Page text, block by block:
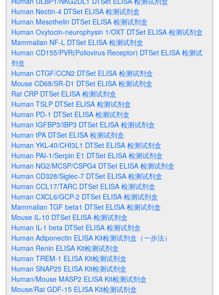
Human Nectin-4 DTSet ELISA 检测试剂盒
Human Mesothelin DTSet ELISA 检测试剂盒
Human Oxytocin-neurophysin 1/OXT DTSet ELISA 检测试剂盒
Mammalian NF-L DTSet ELISA 检测试剂盒
Human CD155/PVR(Poliovirus Receptor) DTSet ELISA 检测试
剂盒
Human CTGF/CCN2 DTSet ELISA 检测试剂盒
Mouse CD68/SR-D1 DTSet ELISA 检测试剂盒
Rat CRP DTSet ELISA 检测试剂盒
Human TSLP DTSet ELISA 检测试剂盒
Human PD-1 DTSet ELISA 检测试剂盒
Human IGFBP3/IBP3 DTSet ELISA 检测试剂盒
Human tPA DTSet ELISA 检测试剂盒
Human YKL-40/CHI3L1 DTSet ELISA 检测试剂盒
Human PAI-1/Serpin E1 DTSet ELISA 检测试剂盒
Human NG2/MCSP/CSPG4 DTSet ELISA 检测试剂盒
Human CD328/Siglec-7 DTSet ELISA 检测试剂盒
Human CCL17/TARC DTSet ELISA 检测试剂盒
Human CXCL6/GCP-2 DTSet ELISA 检测试剂盒
Mammalian TGF beta1 DTSet ELISA 检测试剂盒
Mouse IL-10 DTSet ELISA 检测试剂盒
Human IL-1 beta DTSet ELISA 检测试剂盒
Human Adiponectin ELISA Kit检测试剂盒（一步法）
Human Renin ELISA Kit检测试剂盒
Human TREM-1 ELISA Kit检测试剂盒
Human SNAP25 ELISA Kit检测试剂盒
Human/Mouse MASP2 ELISA Kit检测试剂盒
Mouse/Rat GDF-15 ELISA Kit检测试剂盒